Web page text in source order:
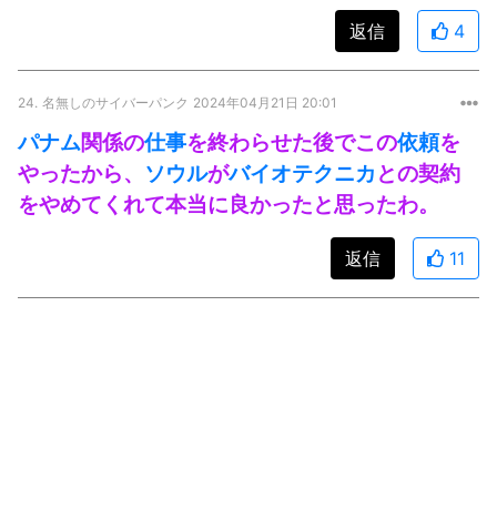
返信 4
24. 名無しのサイバーパンク 2024年04月21日 20:01
パナム関係の仕事を終わらせた後でこの依頼を
やったから、 ソウルがバイオテクニカ との契約
をやめてくれて本当に良かったと思ったわ。
返信 11